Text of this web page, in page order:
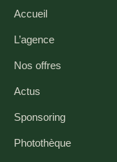
Accueil
L’agence
Nos offres
Actus
Sponsoring
Photothèque